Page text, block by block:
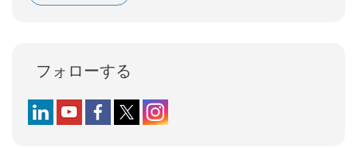
フォローする
Follow us on LinkedIn
Follow us on YouTube
Follow us on Facebook
Follow us on X (formerly Twitter)
Follow us on Instagram